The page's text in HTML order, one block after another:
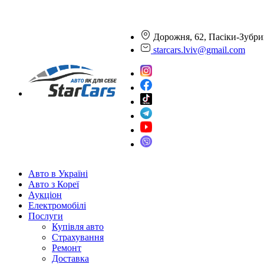
Дорожня, 62, Пасіки-
starcars.lviv@gmail.com
Авто в Україні
Авто з Кореї
Аукціон
Електромобілі
Послуги
Купівля авто
Страхування
Ремонт
Доставка